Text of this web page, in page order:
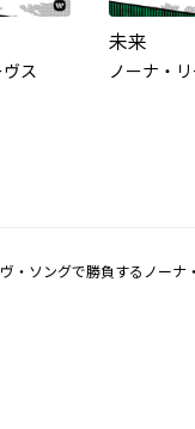
ス
未来
ノーナ・
・ソングで勝負するノー